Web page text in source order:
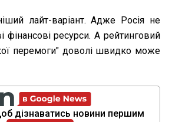
лайт-варіант. Адже Росія не
фінансові ресурси. А рейтинговий
перемоги" доволі швидко може
дізнаватись новини першим